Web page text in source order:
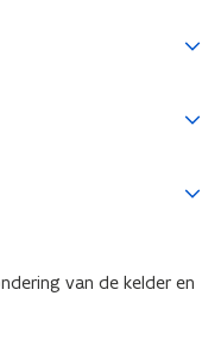
van de kelder en